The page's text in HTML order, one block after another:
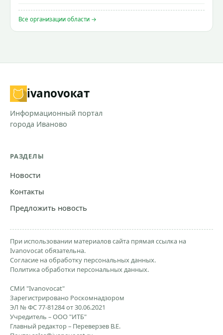
Все организации области →
ivanovoкат
Информационный портал
города Иваново
РАЗДЕЛЫ
Новости
Контакты
Предложить новость
При использовании материалов сайта прямая ссылка на
Ivanovocat обязательна.
Согласие на обработку персональных данных.
Политика обработки персональных данных.
СМИ "Ivanovocat"
Зарегистрировано Роскомнадзором
ЭЛ № ФС 77-81284 от 30.06.2021
Учредитель – ООО "ИТБ"
Главный редактор – Переверзев В.Е.